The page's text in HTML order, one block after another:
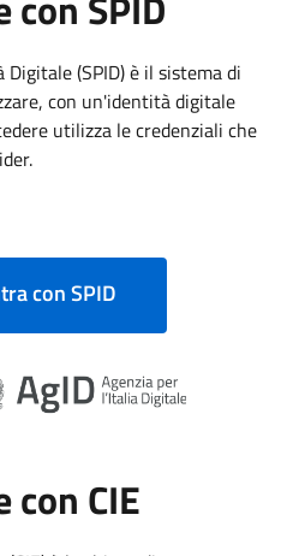
(SPID) è il sistema di
con un'identità digitale
utilizza le credenziali che
con SPID
CIE